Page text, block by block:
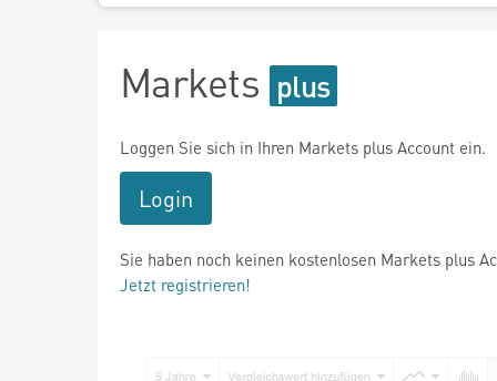
Markets
Loggen Sie sich in Ihren Markets plus Account ein.
Login
Sie haben noch keinen kostenlosen Markets plus
Jetzt registrieren!